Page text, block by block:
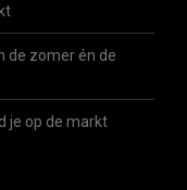
de zomer én de
je op de markt